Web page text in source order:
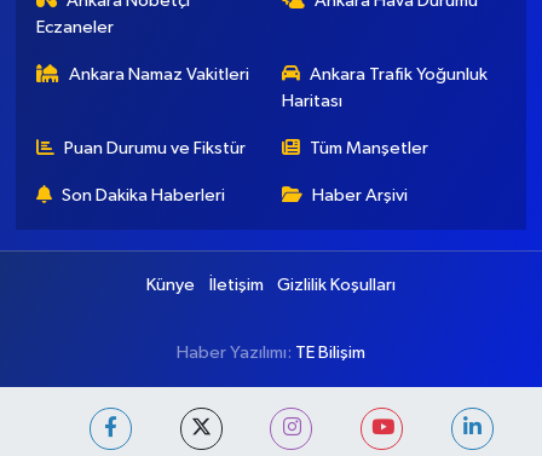
Eczaneler
Ankara Namaz Vakitleri
Ankara Trafik Yoğunluk